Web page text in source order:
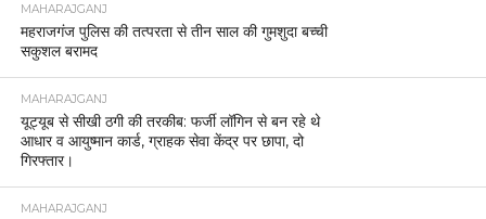
MAHARAJGANJ
महराजगंज पुलिस की तत्परता से तीन साल की गुमशुदा बच्ची
सकुशल बरामद
MAHARAJGANJ
यूट्यूब से सीखी ठगी की तरकीब: फर्जी लॉगिन से बन रहे थे
आधार व आयुष्मान कार्ड, ग्राहक सेवा केंद्र पर छापा, दो
गिरफ्तार।
MAHARAJGANJ